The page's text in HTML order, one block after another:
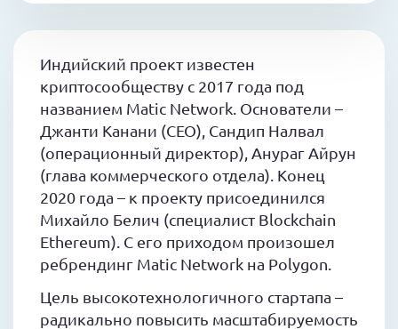
Индийский проект известен
криптосообществу с 2017 года под
названием Matic Network. Основатели –
Джанти Канани (CEO), Сандип Налвал
(операционный директор), Анураг Айрун
(глава коммерческого отдела). Конец
2020 года – к проекту присоединился
Михайло Белич (специалист Blockchain
Ethereum). С его приходом произошел
ребрендинг Matic Network на Polygon.
Цель высокотехнологичного стартапа –
радикально повысить масштабируемость